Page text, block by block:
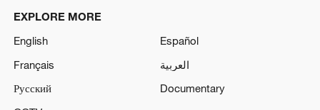
EXPLORE MORE
English
Español
Français
العربية
Русский
Documentary